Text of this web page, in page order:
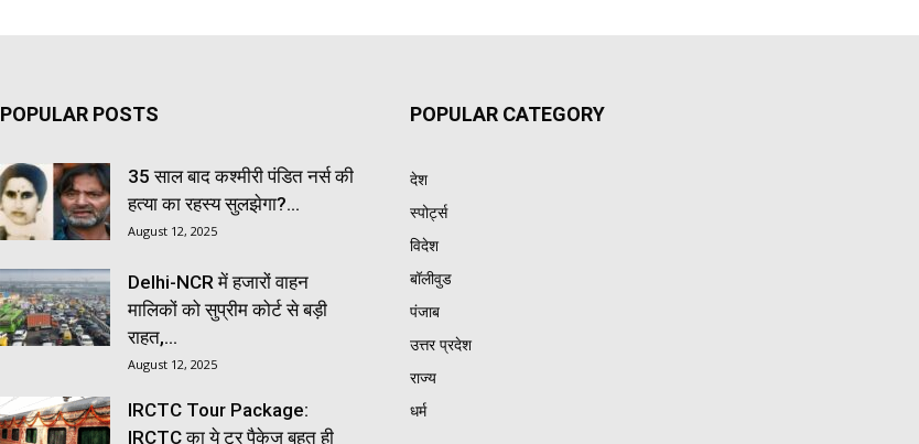
POPULAR POSTS
35 साल बाद कश्मीरी पंडित नर्स की
हत्या का रहस्य सुलझेगा?...
August 12, 2025
Delhi-NCR में हजारों वाहन
मालिकों को सुप्रीम कोर्ट से बड़ी
राहत,...
August 12, 2025
IRCTC Tour Package:
IRCTC का ये टूर पैकेज बहुत ही
POPULAR CATEGORY
देश
स्पोर्ट्स
विदेश
बॉलीवुड
पंजाब
उत्तर प्रदेश
राज्य
धर्म